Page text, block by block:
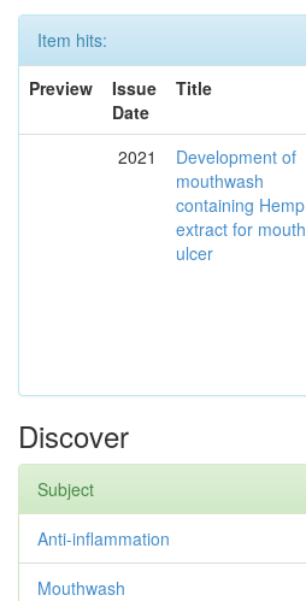
Item hits:
Preview
Issue
Date
Title
2021
Development of
mouthwash
containing Hemp
extract for mouth
ulcer
Discover
Subject
Anti-inflammation
Mouthwash